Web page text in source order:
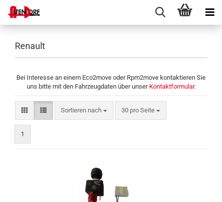
Renault
Bei Interesse an einem Eco2move oder Rpm2move kontaktieren Sie
uns bitte mit den Fahrzeugdaten über unser Kontaktformular.
Sortieren nach
Sortieren nach 30 pro Seite
pro Seite
1